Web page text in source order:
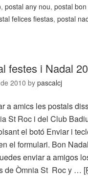
,postal any nou,postal
felices fiestas,postal
festes i Nadal
2010 bypascalcj
a amics les postals
St Roc i del Club
el botó Enviar i
el formulari. Bon
enviar a amigos
de Òmnia St Roc y …